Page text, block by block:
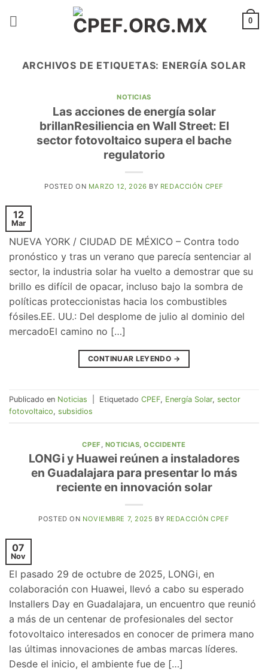
0
ARCHIVOS DE ETIQUETAS: ENERGÍA SOLAR
NOTICIAS
Las acciones de energía solar
brillanResiliencia en Wall Street: El
sector fotovoltaico supera el bache
regulatorio
POSTED ON MARZO 12, 2026 BY REDACCIÓN CPEF
12
Mar
NUEVA YORK / CIUDAD DE MÉXICO – Contra todo
pronóstico y tras un verano que parecía sentenciar al
sector, la industria solar ha vuelto a demostrar que su
brillo es difícil de opacar, incluso bajo la sombra de
políticas proteccionistas hacia los combustibles
fósiles.EE. UU.: Del desplome de julio al dominio del
mercadoEl camino no […]
CONTINUAR LEYENDO →
Publicado en Noticias Etiquetado CPEF, Energía Solar, sector
fotovoltaico, subsidios
CPEF NOTICIAS ,OCCIDENTE
LONGi y Huawei reúnen a instaladores
en Guadalajara para presentar lo más
reciente en innovación solar
POSTED ON NOVIEMBRE 7, 2025 BY REDACCIÓN CPEF
07
Nov
El pasado 29 de octubre de 2025, LONGi, en
colaboración con Huawei, llevó a cabo su esperado
Installers Day en Guadalajara, un encuentro que reunió
a más de un centenar de profesionales del sector
fotovoltaico interesados en conocer de primera mano
las últimas innovaciones de ambas marcas líderes.
Desde el inicio, el ambiente fue de […]